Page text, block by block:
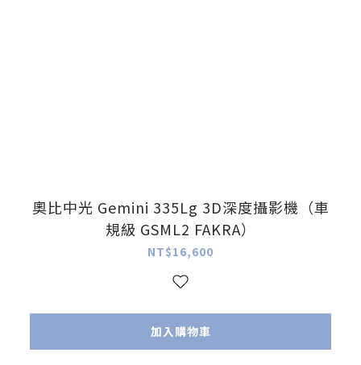
奧比中光 Gemini 335Lg 3D深度攝影機（車
規級 GSML2 FAKRA）
NT$16,600
加入購物車